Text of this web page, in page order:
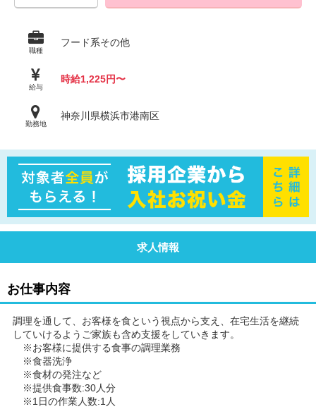
職種
フード系その他
給与
時給1,225円〜
勤務地
神奈川県横浜市港南区
求人情報
お仕事内容
調理を通して、お客様を食という視点から支え、在宅生活を継続
していけるようご家族も含め支援をしていきます。
※お客様に提供する食事の調理業務
※食器洗浄
※食材の発注など
※提供食事数:30人分
※1日の作業人数:1人